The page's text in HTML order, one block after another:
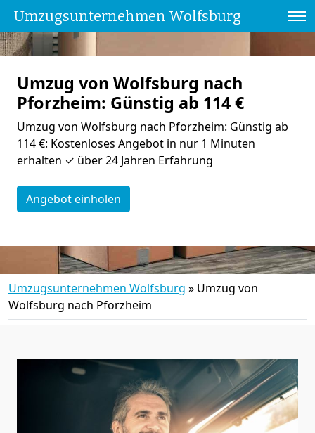
Umzugsunternehmen Wolfsburg
Umzug von Wolfsburg nach
Pforzheim: Günstig ab 114 €
Umzug von Wolfsburg nach Pforzheim: Günstig ab
114 €: Kostenloses Angebot in nur 1 Minuten
erhalten ✓ über 24 Jahren Erfahrung
Angebot einholen
Umzugsunternehmen Wolfsburg » Umzug von
Wolfsburg nach Pforzheim